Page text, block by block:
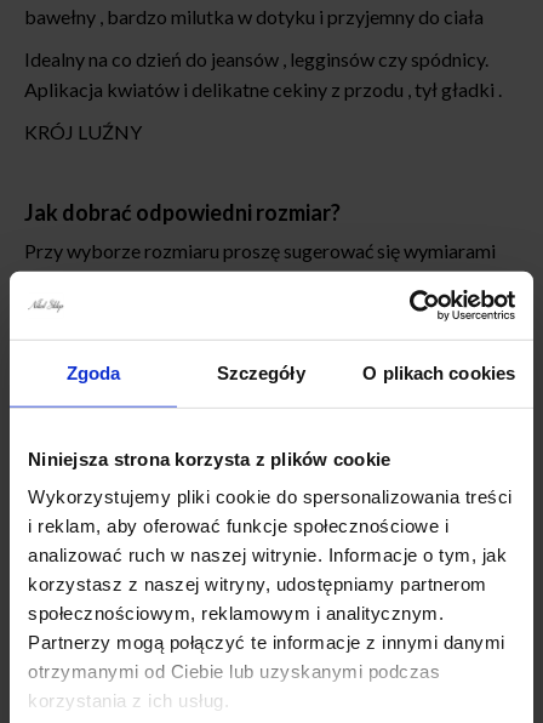
Zgoda Szczegóły O plikach cookies
Niniejsza strona korzysta z plików cookie
Wykorzystujemy pliki cookie do spersonalizowania treści
i reklam, aby oferować funkcje społecznościowe i
analizować ruch w naszej witrynie. Informacje o tym, jak
korzystasz z naszej witryny, udostępniamy partnerom
społecznościowym, reklamowym i analitycznym.
Partnerzy mogą połączyć te informacje z innymi danymi
otrzymanymi od Ciebie lub uzyskanymi podczas
korzystania z ich usług.
bawełny , bardzo milutka w dotyku i przyjemny do ciała
Idealny na co dzień do jeansów , legginsów czy spódnicy.
Aplikacja kwiatów i delikatne cekiny z przodu , tył gładki .
KRÓJ LUŹNY
Jak dobrać odpowiedni rozmiar?
Przy wyborze rozmiaru proszę sugerować się wymiarami
rozciągania. Przy wyborze rozmiaru najlepiej porównać
wymiary z tabeli do ubrań, które Państwo posiadają.
WYMIARY L/XL :
szerokość pod pachami :53-56 cm x 2 (biust do 118 cm)
długość całkowita : 67 cm
szerokość na dole:52 cm x 2
WYMIARY 2XL/3XL :
szerokość pod pachami : 58-60 cm x 2 (biust do 130 cm)